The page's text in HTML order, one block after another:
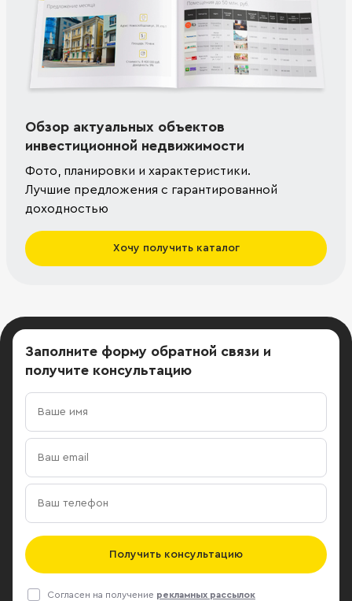
Обзор актуальных объектов
инвестиционной недвижимости
Фото, планировки и характеристики.
Лучшие предложения с гарантированной
доходностью
Хочу получить каталог
Заполните форму обратной связи и
получите консультацию
Получить консультацию
Согласен на получение рекламных рассылок